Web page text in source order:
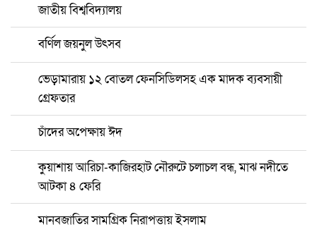
জাতীয় বিশ্ববিদ্যালয়
বর্ণিল জয়নুল উৎসব
ভেড়ামারায় ১২ বোতল ফেনসিডিলসহ এক মাদক ব্যবসায়ী
গ্রেফতার
চাঁদের অপেক্ষায় ঈদ
কুয়াশায় আরিচা-কাজিরহাট নৌরুটে চলাচল বন্ধ, মাঝ নদীতে
আটকা ৪ ফেরি
মানবজাতির সামগ্রিক নিরাপত্তায় ইসলাম